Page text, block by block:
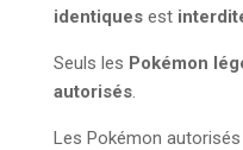
identiques est
Seuls les Pokémon
autorisés
Les Pokémon